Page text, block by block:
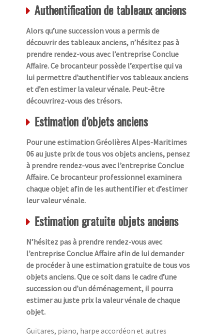
Authentification de tableaux anciens
Alors qu’une succession vous a permis de
découvrir des tableaux anciens, n’hésitez pas à
prendre rendez-vous avec l’entreprise Conclue
Affaire. Ce brocanteur possède l’expertise qui va
lui permettre d’authentifier vos tableaux anciens
et d’en estimer la valeur vénale. Peut-être
découvrirez-vous des trésors.
Estimation d’objets anciens
Pour une estimation Gréolières Alpes-Maritimes
06 au juste prix de tous vos objets anciens, pensez
à prendre rendez-vous avec l’entreprise Conclue
Affaire. Ce brocanteur professionnel examinera
chaque objet afin de les authentifier et d’estimer
leur valeur vénale.
Estimation gratuite objets anciens
N’hésitez pas à prendre rendez-vous avec
l’entreprise Conclue Affaire afin de lui demander
de procéder à une estimation gratuite de tous vos
objets anciens. Que ce soit dans le cadre d’une
succession ou d’un déménagement, il pourra
estimer au juste prix la valeur vénale de chaque
objet.
Guitares, piano, harpe accordéon et autres